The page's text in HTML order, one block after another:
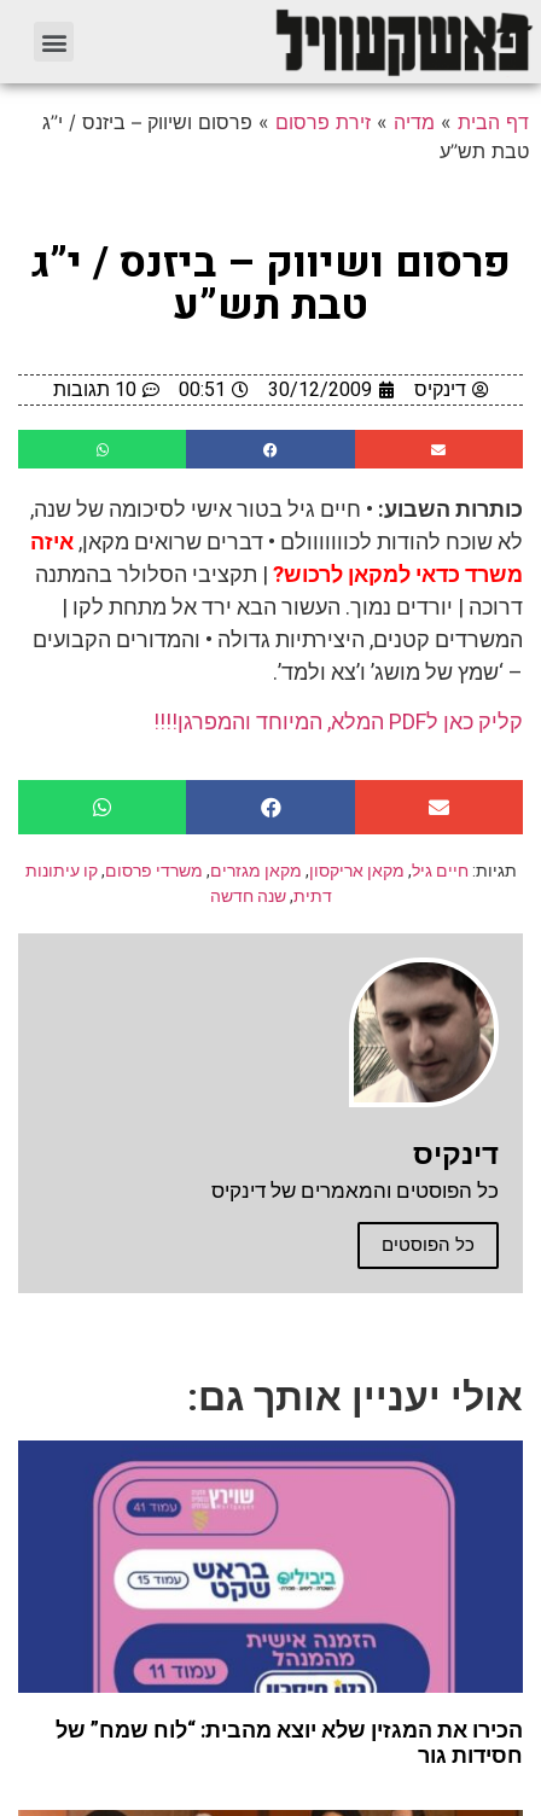
דף הבית » מדיה » זירת פרסום » פרסום ושיווק – ביזנס / י”ג
טבת תש”ע
פרסום ושיווק – ביזנס / י”ג
טבת תש”ע
דינקיס 30/12/2009
00:51 10 תגובות
כותרות השבוע: • חיים גיל בטור אישי לסיכומה של שנה,
לא שוכח להודות לכווווווולם • דברים שרואים מקאן, איזה
משרד כדאי למקאן לרכוש? | תקציבי הסלולר בהמתנה
דרוכה | יורדים נמוך. העשור הבא ירד אל מתחת לקו |
המשרדים קטנים, היצירתיות גדולה • והמדורים הקבועים
– ‘שמץ של מושג’ ו’צא ולמד’.
קליק כאן לPDF המלא, המיוחד והמפרגן!!!!
תגיות: חיים גיל, מקאן אריקסון, מקאן מגזרים, משרדי פרסום,קו עיתונות
דתית,שנה חדשה
דינקיס
כל הפוסטים והמאמרים של דינקיס
כל הפוסטים
אולי יעניין אותך גם:
הכירו את המגזין שלא יוצא מהבית: “לוח שמח” של
חסידות גור